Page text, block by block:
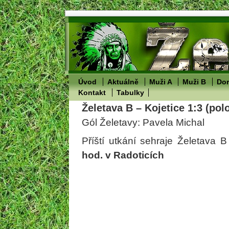
Úvod Aktuálně Muži A Muži B
Kontakt
Tabulky
Želetava B – Kojetice 1:3
Gól Želetavy: Pavela Michal
Příští utkání sehraje Želetava
hod. v Radoticích